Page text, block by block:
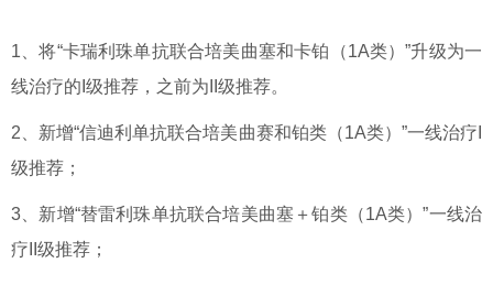
1、将“卡瑞利珠单抗联合培美曲塞和卡铂（1A类）”升级为一
线治疗的I级推荐，之前为II级推荐。
2、新增“信迪利单抗联合培美曲赛和铂类（1A类）”一线治疗I
级推荐；
3、新增“替雷利珠单抗联合培美曲塞＋铂类（1A类）”一线治
疗II级推荐；